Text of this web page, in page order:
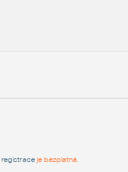
registraceje bezplatná.